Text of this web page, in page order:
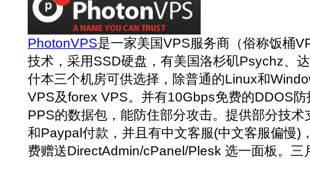
PhotonVPS是一家美国VPS服务商（俗称饭桶
技术，采用SSD硬盘，有美国洛杉矶Psychz、
什本三个机房可供选择，除普通的Linux和
VPS及forex VPS。并有10Gbps免费的DDOS
PPS的数据包，能防住部分攻击。提供部分技术
和Paypal付款，并且有中文客服(中文客服偏慢)
费赠送DirectAdmin/cPanel/Plesk 选一面板。三